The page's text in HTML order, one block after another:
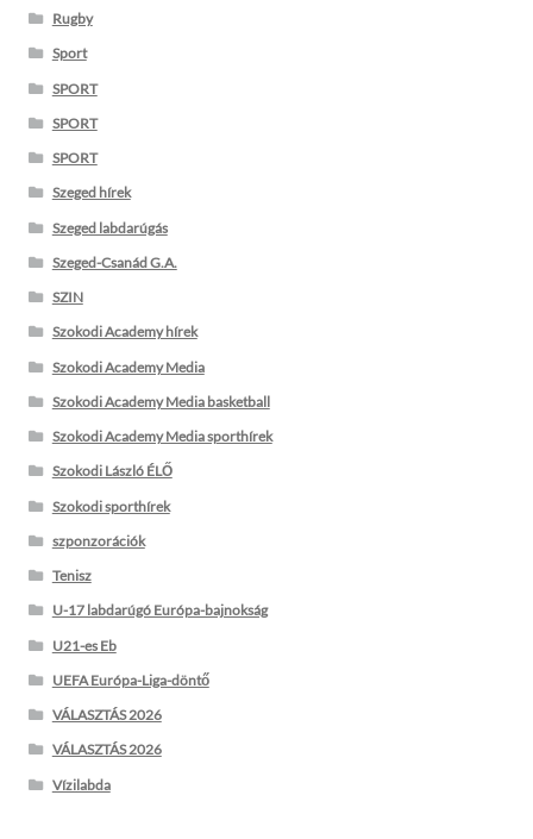
Rugby
Sport
SPORT
SPORT
SPORT
Szeged hírek
Szeged labdarúgás
Szeged-Csanád G.A.
SZIN
Szokodi Academy hírek
Szokodi Academy Media
Szokodi Academy Media basketball
Szokodi Academy Media sporthírek
Szokodi László ÉLŐ
Szokodi sporthírek
szponzorációk
Tenisz
U-17 labdarúgó Európa-bajnokság
U21-es Eb
UEFA Európa-Liga-döntő
VÁLASZTÁS 2026
VÁLASZTÁS 2026
Vízilabda